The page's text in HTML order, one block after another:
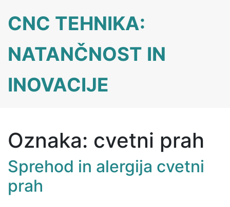
content
CNC TEHNIKA:
NATANČNOST IN
INOVACIJE
Oznaka: cvetni prah
Sprehod in alergija cvetni
prah